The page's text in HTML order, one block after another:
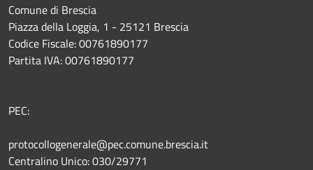
Comune di Brescia
Piazza della Loggia, 1 - 25121 Brescia
Codice Fiscale: 00761890177
Partita IVA: 00761890177
PEC:
protocollogenerale@pec.comune.brescia.it
Centralino Unico: 030/29771